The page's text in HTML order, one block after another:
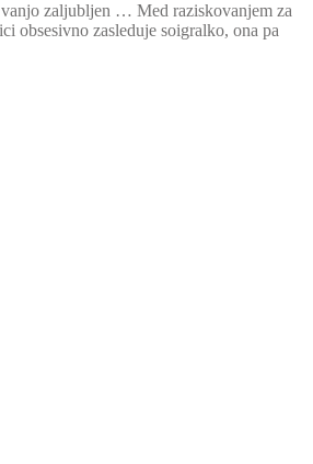
zaljubljen … Med raziskovanjem za
obsesivno zasleduje soigralko, ona pa